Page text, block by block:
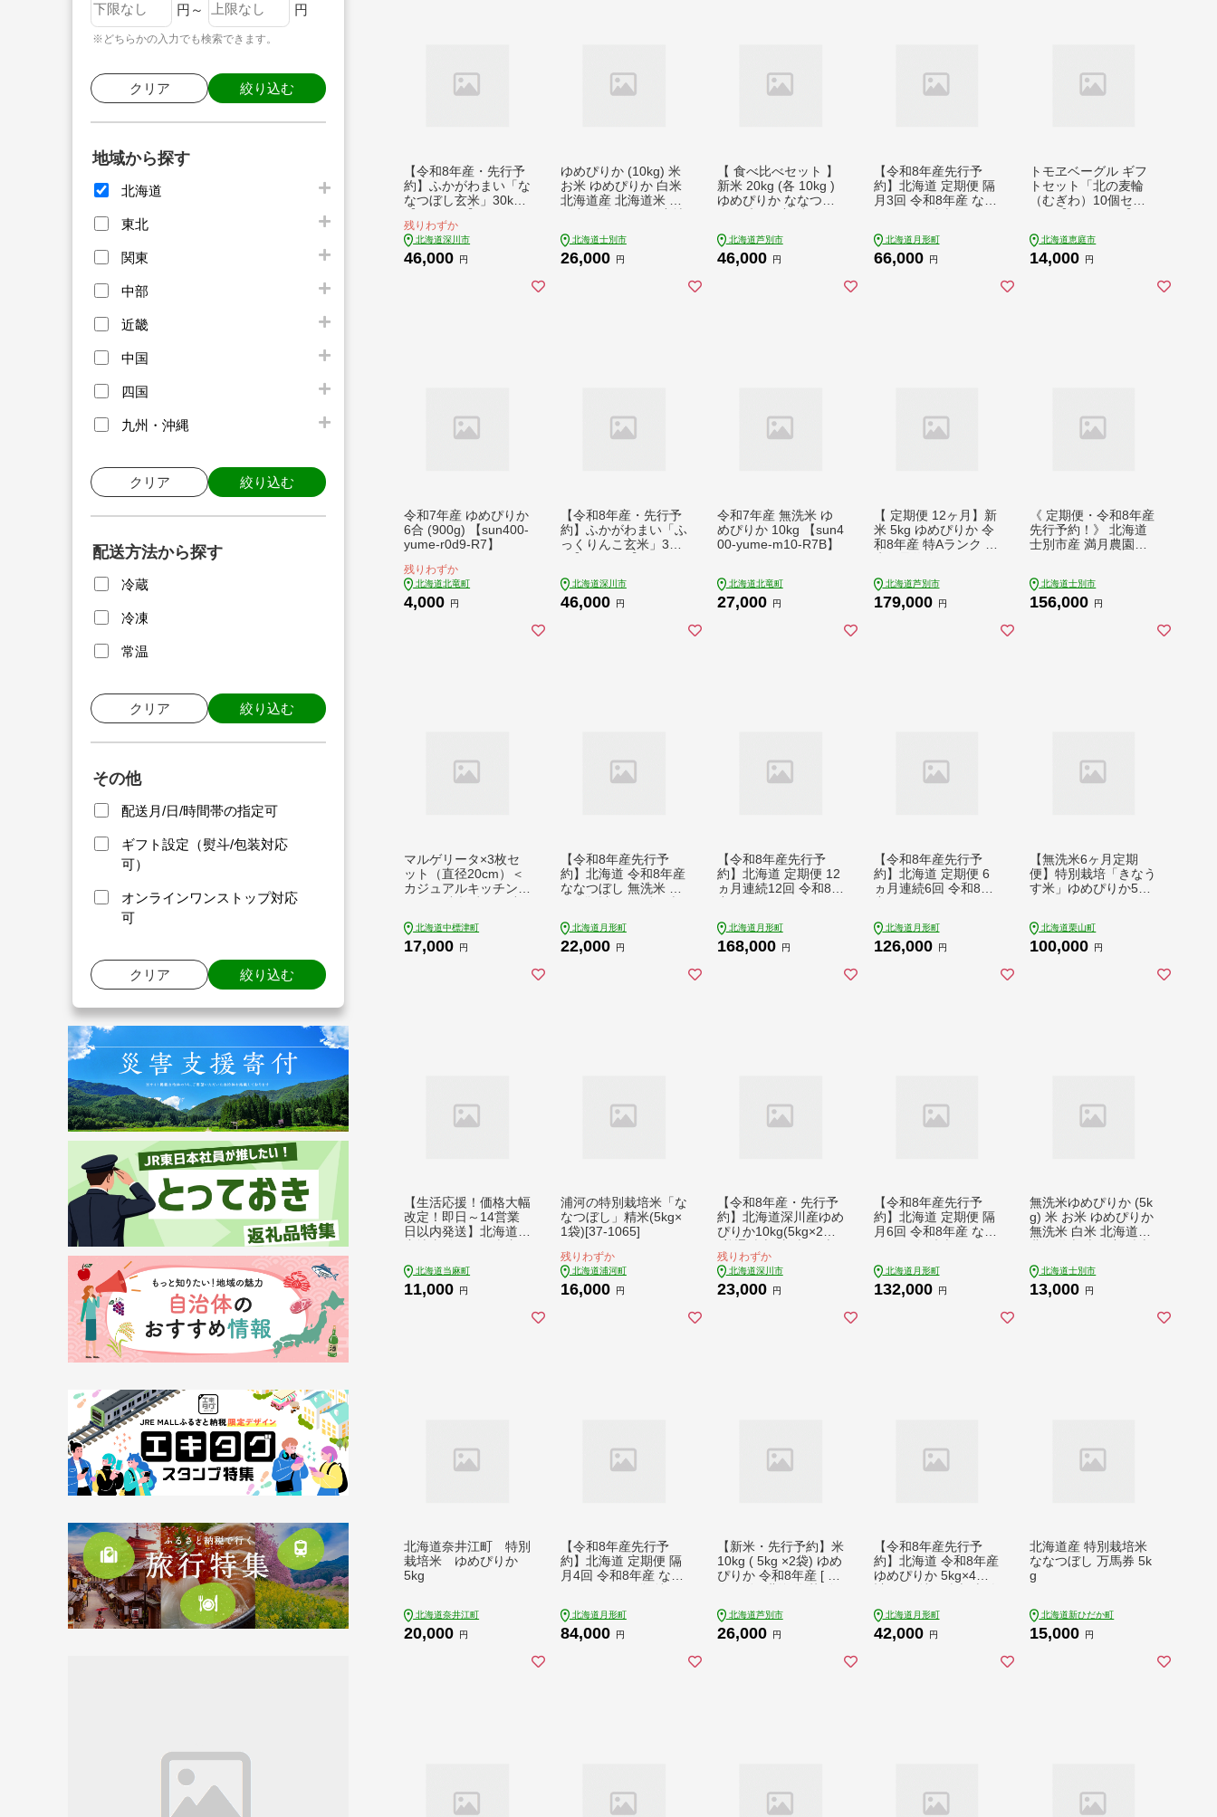
円～ 円
※どちらかの入力でも検索できます。
クリア 絞り込む
地域から探す
北海道
東北
関東
中部
近畿
中国
四国
九州・沖縄
クリア 絞り込む
配送方法から探す
冷蔵
冷凍
常温
クリア 絞り込む
その他
配送月/日/時間帯の指定可
ギフト設定（熨斗/包装対応
可）
オンラインワンストップ対応
可
クリア 絞り込む
【令和8年産・先行予
約】ふかがわまい「な
なつぼし玄米」30kg
残りわずか
北海道深川市
46,000 円
ゆめぴりか (10kg) 米
お米 ゆめぴりか 白米
北海道産 北海道米 士
【産直の谷農園】【C
7078】
北海道士別市
26,000 円
【 食べ比べセット 】
新米 20kg (各 10kg )
ゆめぴりか ななつぼ
送 ] 北海道 芦別 2026
年 8年 精米 白米 米 お
北海道芦別市
46,000 円
【令和8年産先行予
約】北海道 定期便 隔
月3回 令和8年産 なな
お米 ごはん 国産 ブラ
ンド米 時短 便利 常温
北海道月形町
66,000 円
トモヱベーグル ギフ
トセット「北の麦輪
（むぎわ）10個セッ
北海道恵庭市
14,000 円
令和7年産 ゆめぴりか
6合 (900g) 【sun400-
yume-r0d9-R7】
残りわずか
北海道北竜町
4,000 円
【令和8年産・先行予
約】ふかがわまい「ふ
っくりんこ玄米」30k
北海道深川市
46,000 円
令和7年産 無洗米 ゆ
めぴりか 10kg 【sun4
00-yume-m10-R7B】
北海道北竜町
27,000 円
【 定期便 12ヶ月】新
米 5kg ゆめぴりか 令
和8年産 特Aランク [
年 芦別RICE 農家直送
精米 白米 お米 5キロ
北海道芦別市
179,000 円
《 定期便・令和8年産
先行予約！》 北海道
士別市産 満月農園の
11月以降順次発送】
米 お米 定期便 北海道
北海道士別市
156,000 円
マルゲリータ×3枚セ
ット（直径20cm）＜
カジュアルキッチンピ
げた、本格石窯ピッツ
ァ＞【5600502】
北海道中標津町
17,000 円
【令和8年産先行予
約】北海道 令和8年産
ななつぼし 無洗米 5k
国産 ブランド米 時短
便利 常温 お取り寄せ
北海道月形町
22,000 円
【令和8年産先行予
約】北海道 定期便 12
ヵ月連続12回 令和8年
ご飯 お米 ごはん 国産
ブランド米 肉料理 ギ
北海道月形町
168,000 円
【令和8年産先行予
約】北海道 定期便 6
ヵ月連続6回 令和8年
ご飯 お米 ごはん 国産
北海道産 ブランド米
北海道月形町
126,000 円
【無洗米6ヶ月定期
便】特別栽培「きなう
す米」ゆめぴりか5kg
北海道栗山町
100,000 円
【生活応援！価格大幅
改定！即日～14営業
日以内発送】北海道
米 令和7年産 5kg
北海道当麻町
11,000 円
浦河の特別栽培米「な
なつぼし」精米(5kg×
1袋)[37-1065]
残りわずか
北海道浦河町
16,000 円
【令和8年産・先行予
約】北海道深川産ゆめ
ぴりか10kg(5kg×2袋)
【1296658】
残りわずか
北海道深川市
23,000 円
【令和8年産先行予
約】北海道 定期便 隔
月6回 令和8年産 なな
お米 ごはん 国産 ブラ
ンド米 時短 便利 常温
北海道月形町
132,000 円
無洗米ゆめぴりか (5k
g) 米 お米 ゆめぴりか
無洗米 白米 北海道産
置換包装 【産直の谷
農園】【B7093】
北海道士別市
13,000 円
北海道奈井江町 特別
栽培米 ゆめぴりか
5kg
北海道奈井江町
20,000 円
【令和8年産先行予
約】北海道 定期便 隔
月4回 令和8年産 なな
米 ごはん 国産 北海道
産 ブランド米 おにぎ
北海道月形町
84,000 円
【新米・先行予約】米
10kg ( 5kg ×2袋) ゆめ
ぴりか 令和8年産 [ 順
農家直送 精米 白米 お
米 10キロ 最高級 特A
北海道芦別市
26,000 円
【令和8年産先行予
約】北海道 令和8年産
ゆめぴりか 5kg×4袋
国産 ブランド米 肉料
理 ギフト 常温 お取り
北海道月形町
42,000 円
北海道産 特別栽培米
ななつぼし 万馬券 5k
g
北海道新ひだか町
15,000 円